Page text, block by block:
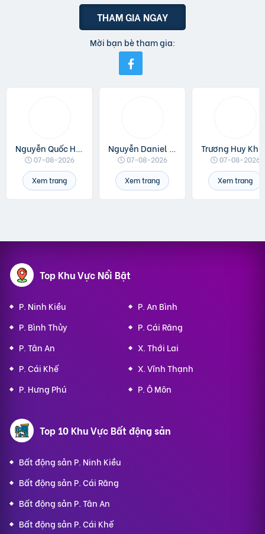
THAM GIA NGAY
Mời bạn bè tham gia:
Nguyễn Quốc Huân
07-08-2026
Xem trang
Nguyễn Daniel Minh
07-08-2026
Xem trang
07-08-2026
Xem trang
Top Khu Vực Nổi Bật
P. Ninh Kiều
P. An Bình
P. Bình Thủy
P. Cái Răng
P. Tân An
X. Thới Lai
P. Cái Khế
X. Vĩnh Thạnh
P. Hưng Phú
P. Ô Môn
Top 10 Khu Vực Bất động sản
Bất động sản P. Ninh Kiều
Bất động sản P. Cái Răng
Bất động sản P. Tân An
Bất động sản P. Cái Khế